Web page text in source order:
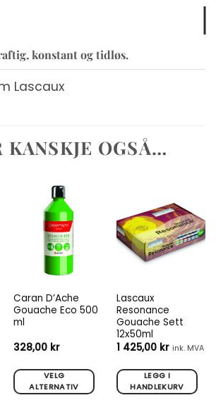
konstant og tidløs.
Lascaux
OGSÅ…
Caran D’Ache
Gouache Eco 500
ml
328,00 kr
VELG
ALTERNATIV
Lascaux
Resonance
Gouache Sett
12x50ml
1 425,00 kr ink. MVA
LEGG I
HANDLEKURV